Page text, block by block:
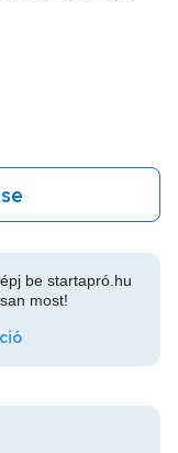
be startapró.hu
most!